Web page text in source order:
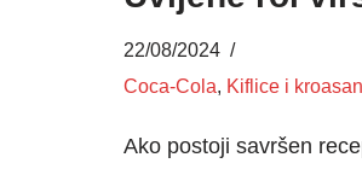
22/08/2024
Coca-Cola, Kiflice i
Ako postoji savršen